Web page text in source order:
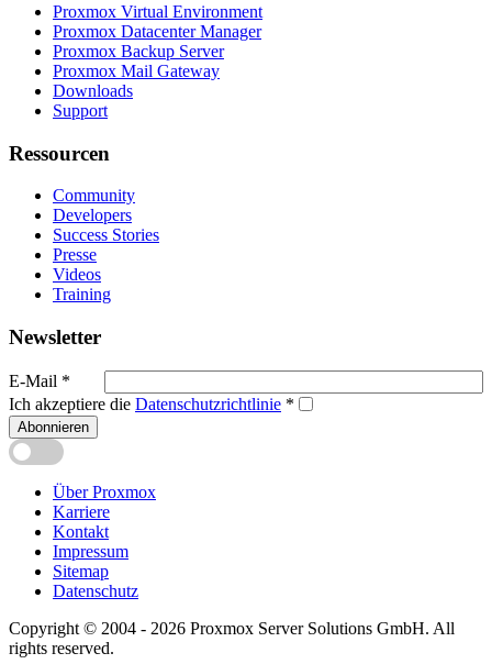
Proxmox Virtual Environment
Proxmox Datacenter Manager
Proxmox Backup Server
Proxmox Mail Gateway
Downloads
Support
Ressourcen
Community
Developers
Success Stories
Presse
Videos
Training
Newsletter
E-Mail *
Ich akzeptiere die Datenschutzrichtlinie *
Abonnieren
Über Proxmox
Karriere
Kontakt
Impressum
Sitemap
Datenschutz
Copyright © 2004 - 2026 Proxmox Server Solutions GmbH. All
rights reserved.